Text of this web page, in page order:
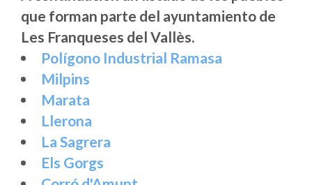
que forman parte del ayuntamiento de
Les Franqueses del Vallès.
Polígono Industrial Ramasa
Milpins
Marata
Llerona
La Sagrera
Els Gorgs